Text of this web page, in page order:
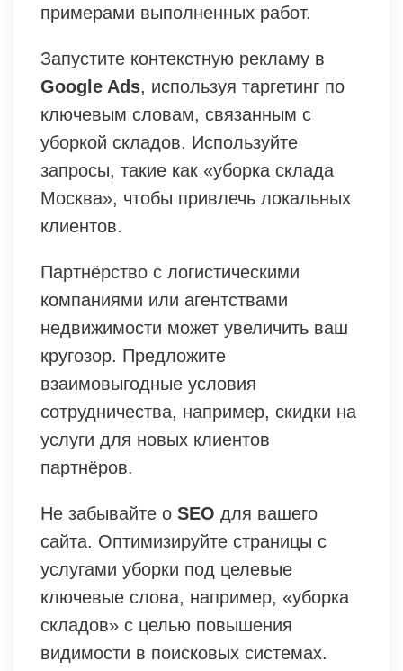
примерами выполненных работ.
Запустите контекстную рекламу в
Google Ads, используя таргетинг по
ключевым словам, связанным с
уборкой складов. Используйте
запросы, такие как «уборка склада
Москва», чтобы привлечь локальных
клиентов.
Партнёрство с логистическими
компаниями или агентствами
недвижимости может увеличить ваш
кругозор. Предложите
взаимовыгодные условия
сотрудничества, например, скидки на
услуги для новых клиентов
партнёров.
Не забывайте о SEO для вашего
сайта. Оптимизируйте страницы с
услугами уборки под целевые
ключевые слова, например, «уборка
складов» с целью повышения
видимости в поисковых системах.